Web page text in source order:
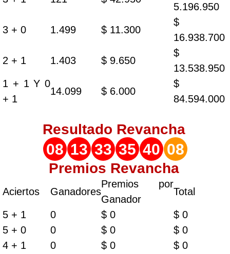
5.196.950
3 + 0 1.499 $ 11.300
$
16.938.700
2 + 1 1.403 $ 9.650
$
13.538.950
1 + 1 Y 0
+ 1
14.099 $ 6.000
$
84.594.000
Resultado Revancha
08 13 33 35 40 08
Premios Revancha
Aciertos Ganadores
Premios por
Ganador
Total
5 + 1 0 $ 0
$ 0
5 + 0
0 $ 0
$ 0
4 + 1
0 $ 0 $ 0